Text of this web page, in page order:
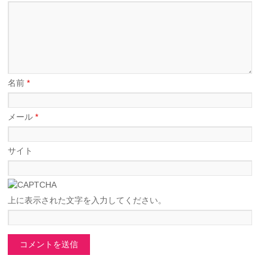
名前*
メール*
サイト
上に表示された文字を入力してください。